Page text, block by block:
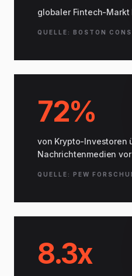
globaler Fintech-Markt
QUELLE: BOSTON
72%
von Krypto-Investoren
Nachrichtenmedien
QUELLE: PEW
8.3x